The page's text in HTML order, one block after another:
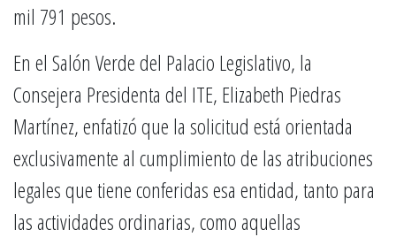
mil 791 pesos.
En el Salón Verde del Palacio Legislativo, la
Consejera Presidenta del ITE, Elizabeth Piedras
Martínez, enfatizó que la solicitud está orientada
exclusivamente al cumplimiento de las atribuciones
legales que tiene conferidas esa entidad, tanto para
las actividades ordinarias, como aquellas